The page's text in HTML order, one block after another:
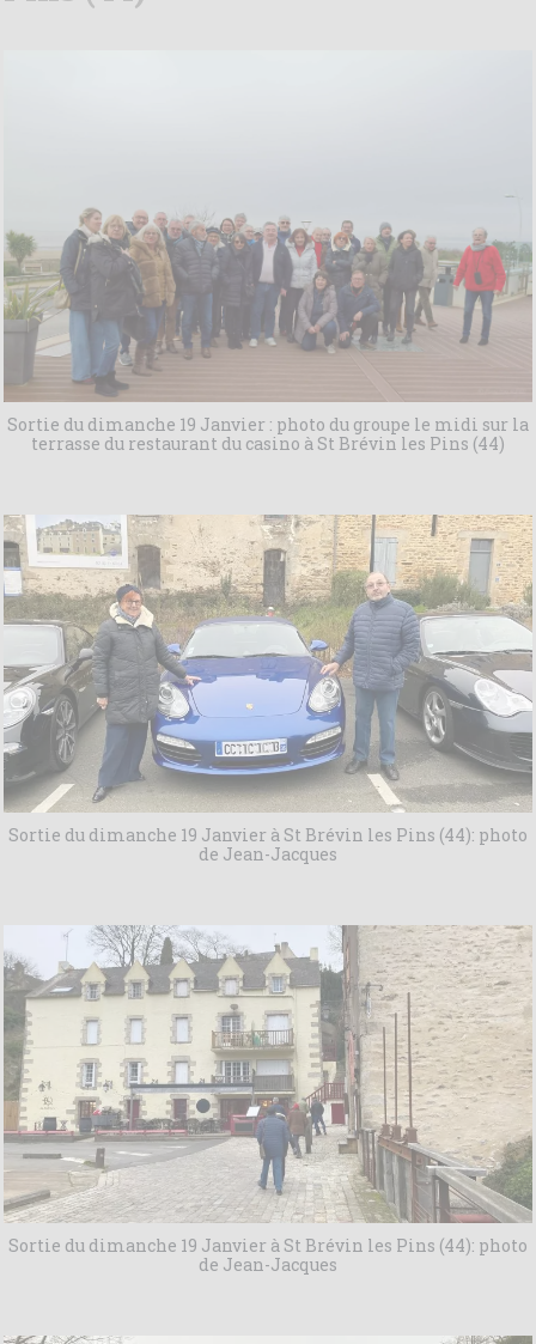
Sortie du dimanche 19 Janvier : photo du groupe le midi sur la
terrasse du restaurant du casino à St Brévin les Pins (44)
Sortie du dimanche 19 Janvier à St Brévin les Pins (44): photo
de Jean-Jacques
Sortie du dimanche 19 Janvier à St Brévin les Pins (44): photo
de Jean-Jacques